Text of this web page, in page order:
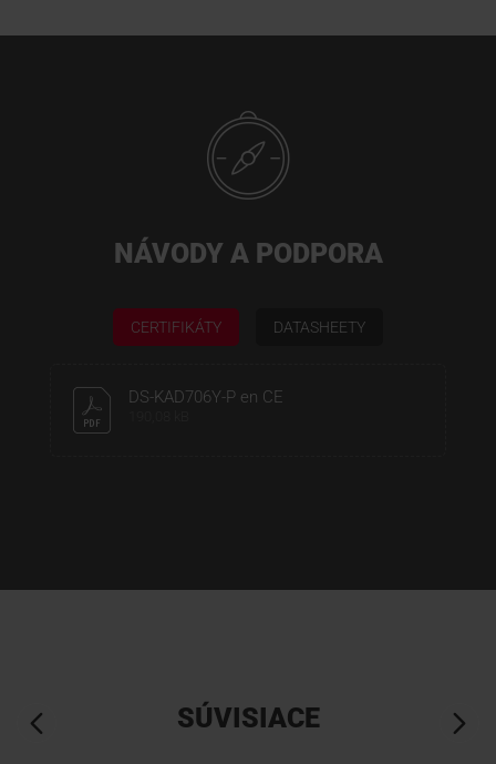
NÁVODY A PODPORA
CERTIFIKÁTY DATASHEETY
DS-KAD706Y-P en CE
SÚVISIACE